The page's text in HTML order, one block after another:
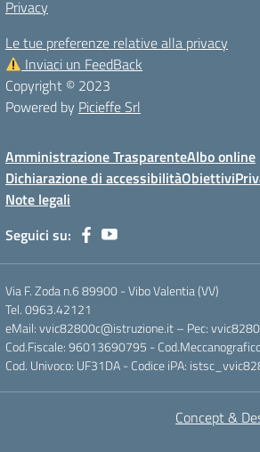
Privacy
Le tue preferenze relative alla privacy
Inviaci un FeedBack
Copyright © 2023
Powered by Picieffe Srl
Amministrazione TrasparenteAlbo online
Dichiarazione di accessibilitàObiettivi
Note legali
Seguici su:
Via F. Zoda n.6 89900 - Vibo Valentia (VV)
Tel. 0963.42121
eMail: vvic82800c@istruzione.it – Pec:
Cod.Fiscale: 96013690795 -
Cod. Univoco: UF31DA - Codice iPA:
Concept &